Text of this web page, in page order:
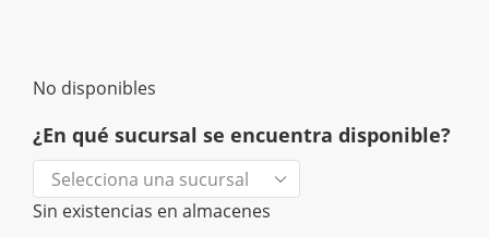
No disponibles
¿En qué sucursal se encuentra disponible?
Sin existencias en almacenes